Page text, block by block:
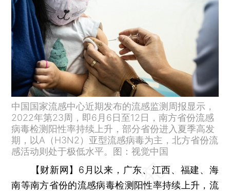
中国国家流感中心近期发布的流感监测周报显示，
2022年第23周，即6月6日至12日，南方省份流感
病毒检测阳性率持续上升，部分省份进入夏季高发
期，以A（H3N2）亚型流感病毒为主，北方省份流
感活动则处于极低水平。图：视觉中国
【财新网】 6月以来，广东、江西、福建、海
南等南方省份的流感病毒检测阳性率持续上升，流